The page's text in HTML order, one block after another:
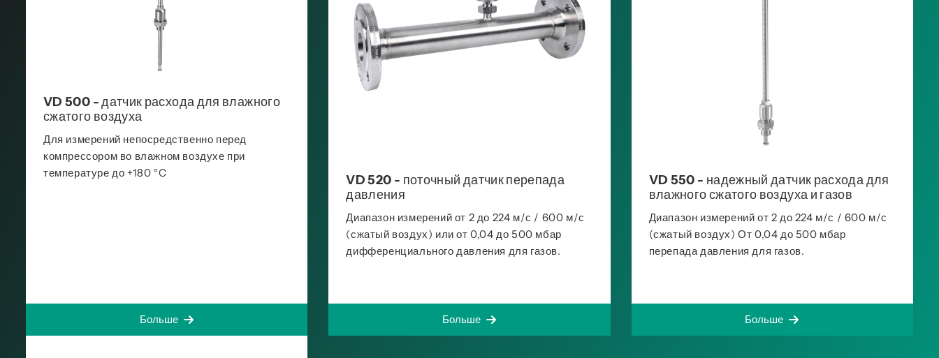
VD 500 - датчик расхода для влажного
сжатого воздуха
Для измерений непосредственно перед
компрессором во влажном воздухе при
температуре до +180 °C
Больше
VD 520 - поточный датчик перепада
давления
Диапазон измерений от 2 до 224 м/с / 600 м/с
(сжатый воздух) или от 0,04 до 500 мбар
дифференциального давления для газов.
Больше
VD 550 - надежный датчик расхода для
влажного сжатого воздуха и газов
Диапазон измерений от 2 до 224 м/с / 600 м/с
(сжатый воздух) От 0,04 до 500 мбар
перепада давления для газов.
Больше